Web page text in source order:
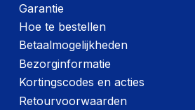
Garantie
Hoe te bestellen
Betaalmogelijkheden
Bezorginformatie
Kortingscodes en acties
Retourvoorwaarden